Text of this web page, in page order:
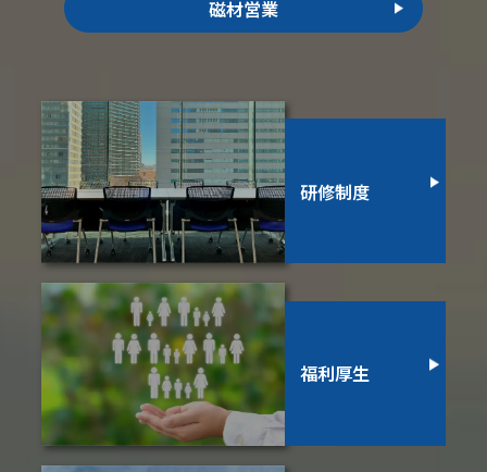
磁材営業
研修制度
福利厚生